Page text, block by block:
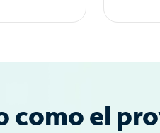
como el